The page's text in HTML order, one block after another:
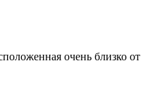
очень близко от